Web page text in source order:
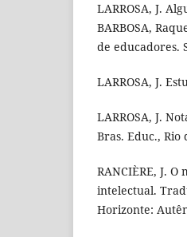
LARROSA, J.
BARBOSA,
de educadores.
LARROSA, J.
LARROSA, J.
Bras. Educ., Rio
RANCIÈRE, J.
intelectual.
Horizonte: